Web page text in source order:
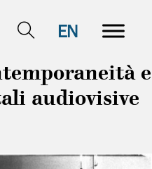
EN
e
audiovisive